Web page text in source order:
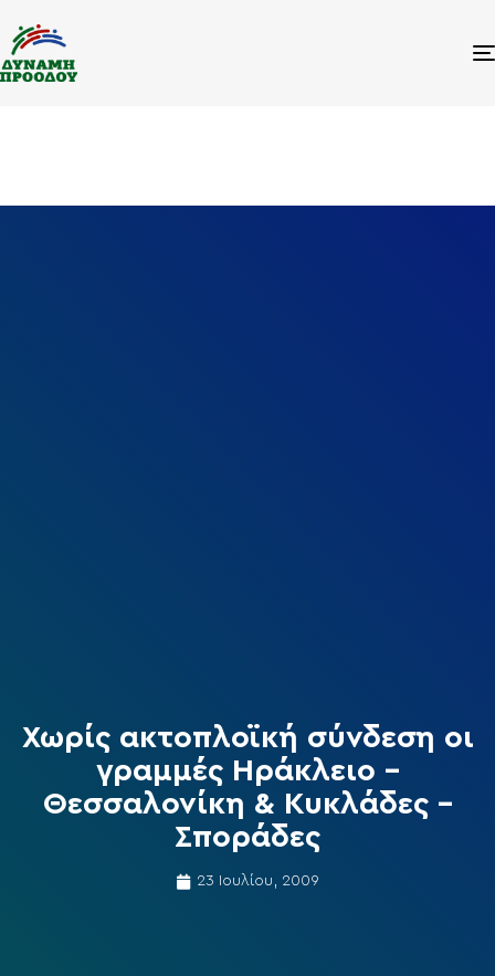
Χωρίς ακτοπλοϊκή σύνδεση οι
γραμμές Ηράκλειο –
Θεσσαλονίκη & Κυκλάδες –
Σποράδες
23 Ιουλίου, 2009